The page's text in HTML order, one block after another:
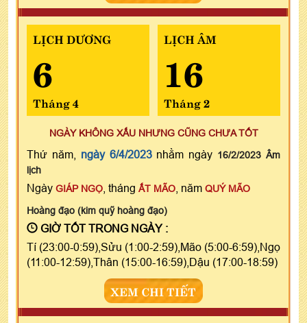
LỊCH DƯƠNG
6
Tháng 4
LỊCH ÂM
16
Tháng 2
NGÀY KHÔNG XẤU NHƯNG CŨNG CHƯA TỐT
Thứ năm, ngày 6/4/2023nhằm ngày 16/2/2023 Âm
lịch
Ngày GIÁP NGỌ , tháng ẤT MÃO , năm QUÝ MÃO
Hoàng đạo (kim quỹ hoàng đạo)
GIỜ TỐT TRONG NGÀY :
Tí (23:00-0:59),Sửu (1:00-2:59),Mão (5:00-6:59),Ngọ
(11:00-12:59),Thân (15:00-16:59),Dậu (17:00-18:59)
XEM CHI TIẾT